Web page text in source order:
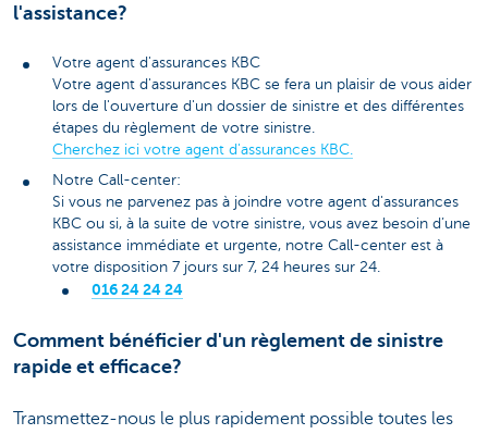
l'assistance?
Votre agent d'assurances KBC
Votre agent d'assurances KBC se fera un plaisir de vous aider
lors de l'ouverture d'un dossier de sinistre et des différentes
étapes du règlement de votre sinistre.
Cherchez ici votre agent d'assurances KBC.
Notre Call-center:
Si vous ne parvenez pas à joindre votre agent d'assurances
KBC ou si, à la suite de votre sinistre, vous avez besoin d’une
assistance immédiate et urgente, notre Call-center est à
votre disposition 7 jours sur 7, 24 heures sur 24.
016 24 24 24
Comment bénéficier d'un règlement de sinistre
rapide et efficace?
Transmettez-nous le plus rapidement possible toutes les